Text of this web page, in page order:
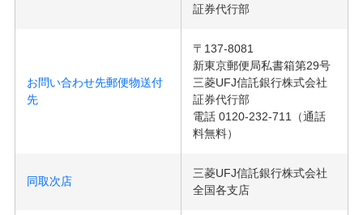
証券代行部
お問い合わせ先郵便物送付
先
〒137-8081
新東京郵便局私書箱第29号
三菱UFJ信託銀行株式会社
証券代行部
電話 0120-232-711（通話
料無料）
同取次店
三菱UFJ信託銀行株式会社
全国各支店